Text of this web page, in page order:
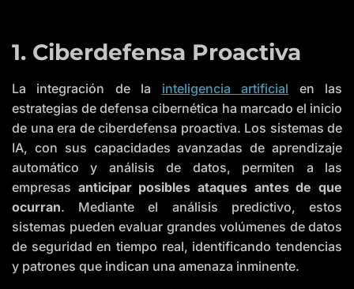
1. Ciberdefensa Proactiva
La integración de la inteligencia artificial en las
estrategias de defensa cibernética ha marcado el inicio
de una era de ciberdefensa proactiva. Los sistemas de
IA, con sus capacidades avanzadas de aprendizaje
automático y análisis de datos, permiten a las
empresas anticipar posibles ataques antes de que
ocurran. Mediante el análisis predictivo, estos
sistemas pueden evaluar grandes volúmenes de datos
de seguridad en tiempo real, identificando tendencias
y patrones que indican una amenaza inminente.